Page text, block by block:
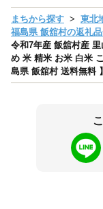
まちから探す 東北
福島県 飯舘村の返礼
令和7年産 飯舘村産
め 米 精米 お米 白米
島県 飯舘村 送料無料